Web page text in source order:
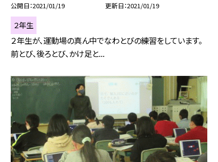
公開日 2021/01/19 更新日 2021/01/19
２年生
２年生が、運動場の真ん中でなわとびの練習をしています。
前とび、後ろとび、かけ足と...